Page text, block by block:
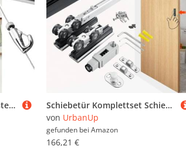
Bilderschienen Aufhängesystem Wanddeko-Bilderaufhängungssysteme für Zuhause Wandhalterung für Weiße Gipswände, Bilderschienen mit Haken und Verstellbarem Draht(4.9'/1.5m Cable,67"/170cm Track)
Schiebetür Komplettset Schiebetürbeschlagsatz mit Push-to-Open-Funktion und Sanftem Schließen, Platzsparender Beschlagsatz für Schiebetürenschrank, Schiebetürführung(Black,145cm/57in)
von UrbanUp
gefunden bei Amazon
166,21 €